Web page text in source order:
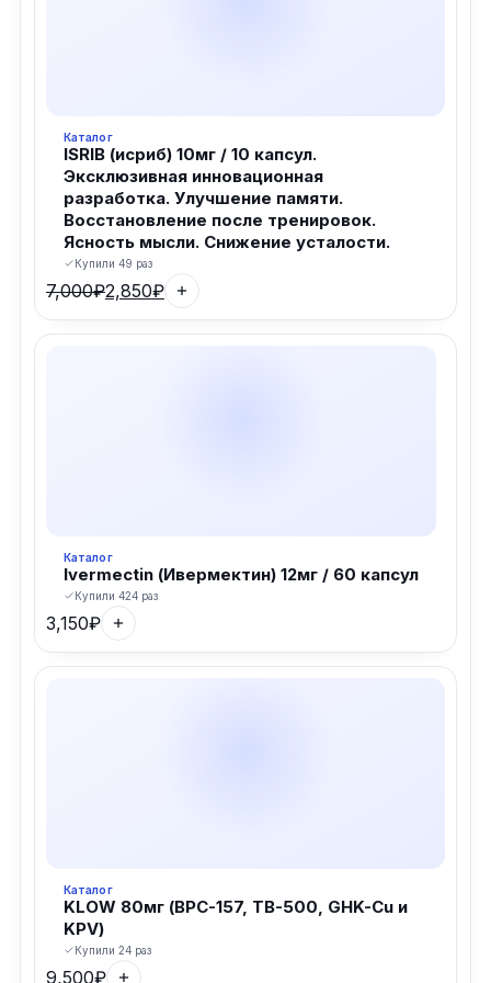
Каталог
ISRIB (исриб) 10мг / 10 капсул.
Эксклюзивная инновационная
разработка. Улучшение памяти.
Восстановление после тренировок.
Ясность мысли. Снижение усталости.
Купили 49 раз
7,000₽
Первоначальная
цена
2,850₽
Текущая
цена:
Каталог
Ivermectin (Ивермектин) 12мг / 60 капсул
Купили 424 раз
3,150₽
Каталог
KLOW 80мг (BPC-157, TB-500, GHK-Cu и
KPV)
Купили 24 раз
9,500₽